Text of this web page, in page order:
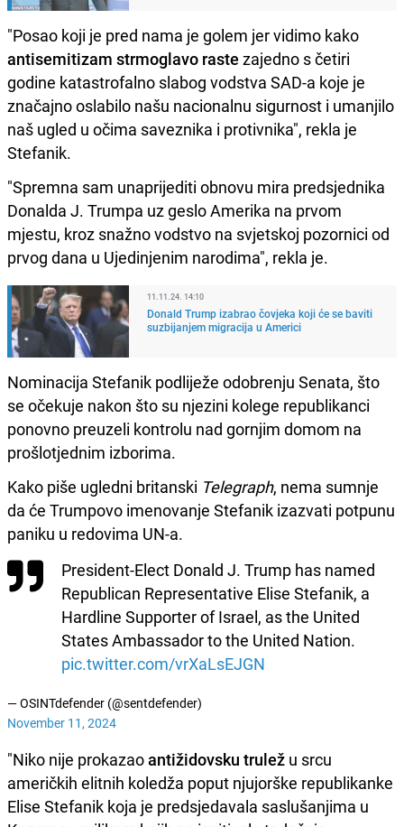
"Posao koji je pred nama je golem jer vidimo kako
antisemitizam strmoglavo raste zajedno s četiri
godine katastrofalno slabog vodstva SAD-a koje je
značajno oslabilo našu nacionalnu sigurnost i umanjilo
naš ugled u očima saveznika i protivnika", rekla je
Stefanik.
"Spremna sam unaprijediti obnovu mira predsjednika
Donalda J. Trumpa uz geslo Amerika na prvom
mjestu, kroz snažno vodstvo na svjetskoj pozornici od
prvog dana u Ujedinjenim narodima", rekla je.
11.11.24. 14:10
Donald Trump izabrao čovjeka koji će se baviti
suzbijanjem migracija u Americi
Nominacija Stefanik podliježe odobrenju Senata, što
se očekuje nakon što su njezini kolege republikanci
ponovno preuzeli kontrolu nad gornjim domom na
prošlotjednim izborima.
Kako piše ugledni britanski Telegraph, nema sumnje
da će Trumpovo imenovanje Stefanik izazvati potpunu
paniku u redovima UN-a.
President-Elect Donald J. Trump has named
Republican Representative Elise Stefanik, a
Hardline Supporter of Israel, as the United
States Ambassador to the United Nation.
pic.twitter.com/vrXaLsEJGN
— OSINTdefender (@sentdefender)
November 11, 2024
"Niko nije prokazaoantižidovsku trulež u srcu
američkih elitnih koledža poput njujorške republikanke
Elise Stefanik koja je predsjedavala saslušanjima u